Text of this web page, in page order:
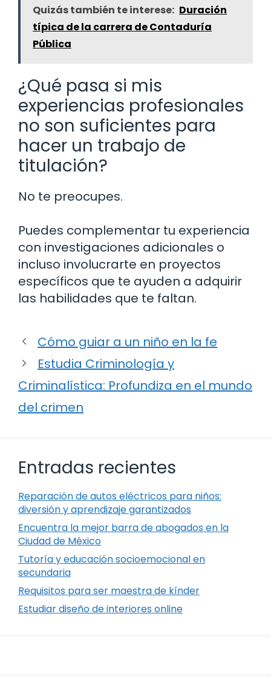
Quizás también te interese: Duración
típica de la carrera de Contaduría
Pública
¿Qué pasa si mis
experiencias profesionales
no son suficientes para
hacer un trabajo de
titulación?
No te preocupes.
Puedes complementar tu experiencia
con investigaciones adicionales o
incluso involucrarte en proyectos
específicos que te ayuden a adquirir
las habilidades que te faltan.
Cómo guiar a un niño en la fe
Estudia Criminología y
Criminalística: Profundiza en el mundo
del crimen
Entradas recientes
Reparación de autos eléctricos para niños:
diversión y aprendizaje garantizados
Encuentra la mejor barra de abogados en la
Ciudad de México
Tutoría y educación socioemocional en
secundaria
Requisitos para ser maestra de kínder
Estudiar diseño de interiores online